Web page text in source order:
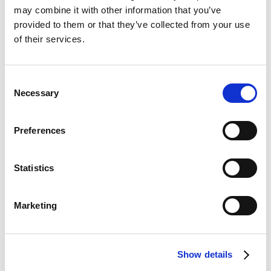
may combine it with other information that you’ve
provided to them or that they’ve collected from your use
of their services.
Selection
Necessary
Preferences
Statistics
Marketing
Show details
PROJECTEN
Een gloednieuwe opslagoplossing: Locky